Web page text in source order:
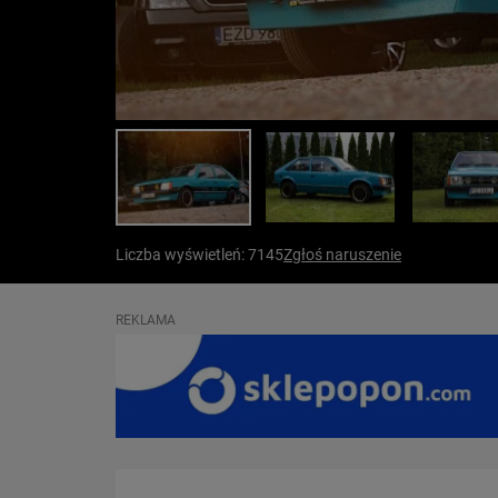
Liczba wyświetleń: 7145Zgłoś naruszenie
REKLAMA